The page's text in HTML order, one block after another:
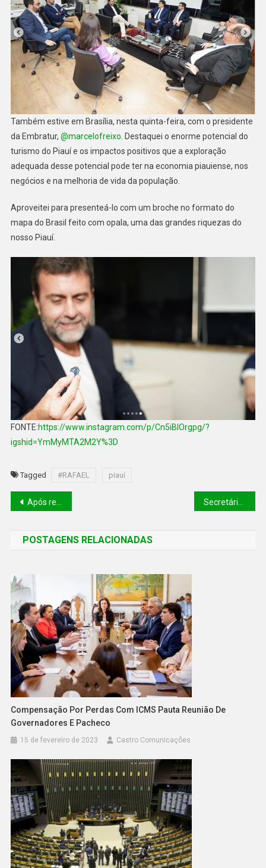
Também estive em Brasília, nesta quinta-feira, com o presidente
da Embratur, @marcelofreixo . Destaquei o enorme potencial do
turismo do Piauí e os impactos positivos que a exploração
adequada desse potencial pode ter na economia piauiense, nos
negócios e na melhoria de vida da população.
Aproveitei para presenteá-lo com um broche no formato do
mapa do Brasil feito com opala, uma das grandes riquezas do
nosso Piauí.
FONTE:https://www.instagram.com/p/Cn5iBlOrgpg/?
igshid=YmMyMTA2M2Y%3D
Tagged #RAFAEL piauí
Após reunião com Haddad, Fonteles defende votar reforma tributária no primeiro semestre
POSTAGENS RELACIONADAS
Compensação Por Perdas Com ICMS Pauta Reunião De
Governadores E Pacheco
15 de fevereiro de 2023 Castro Comunicações